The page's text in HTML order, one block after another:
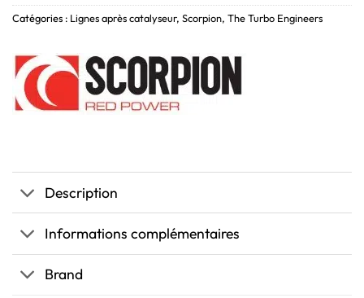
Catégories : Lignes après catalyseur, Scorpion, The Turbo Engineers
Description
Informations complémentaires
Brand